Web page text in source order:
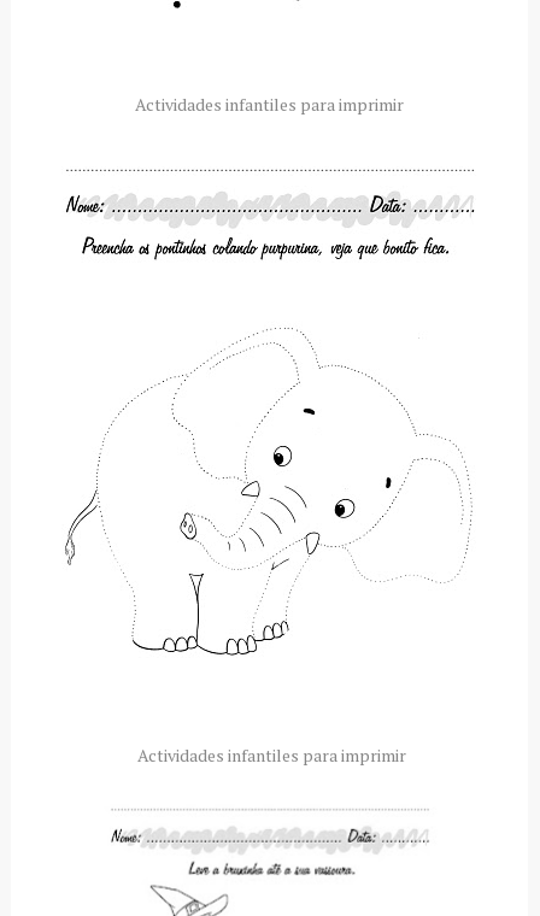
Actividades infantiles para imprimir
Actividades infantiles para imprimir